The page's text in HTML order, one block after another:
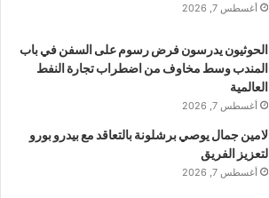
أغسطس 7, 2026
الحوثيون يدرسون فرض رسوم على السفن في باب
المندب وسط مخاوف من اضطراب تجارة النفط
العالمية
أغسطس 7, 2026
لامين جمال يوصي برشلونة بالتعاقد مع بيدرو بورو
لتعزيز الفريق
أغسطس 7, 2026